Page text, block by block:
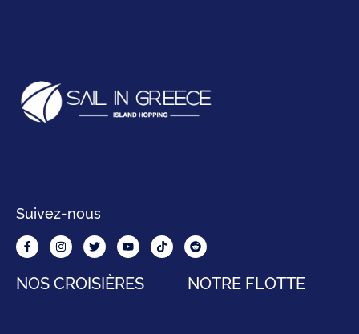
Suivez-nous
NOS CROISIÈRES NOTRE FLOTTE